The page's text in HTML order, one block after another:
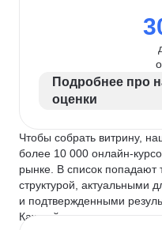
Подробнее про
оценки
Чтобы собрать витрину,
более 10 000 онлайн-
рынке. В список попадают
структурой, актуальными
и подтвержденными
Каждый курс и школу мы